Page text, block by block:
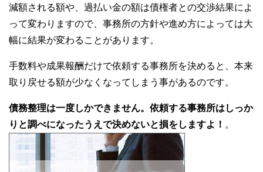
減額される額や、過払い金の額は債権者との交渉結果によ
って変わりますので、事務所の方針や進め方によっては大
幅に結果が変わることがあります。
手数料や成果報酬だけで依頼する事務所を決めると、本来
取り戻せる額が少なくなってしまう事があるのです。
債務整理は一度しかできません。依頼する事務所はしっか
りと調べになったうえで決めないと損をしますよ！ 。